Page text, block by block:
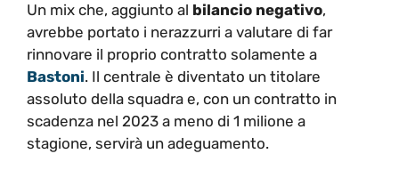
Un mix che, aggiunto al bilancio negativo,
avrebbe portato i nerazzurri a valutare di far
rinnovare il proprio contratto solamente a
Bastoni. Il centrale è diventato un titolare
assoluto della squadra e, con un contratto in
scadenza nel 2023 a meno di 1 milione a
stagione, servirà un adeguamento.